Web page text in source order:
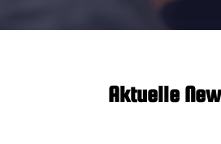
Aktuelle